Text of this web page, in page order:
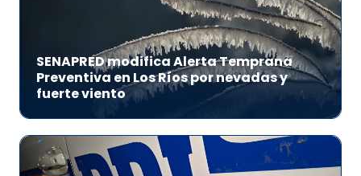
SENAPRED modifica Alerta Temprana
Preventiva en Los Ríos por nevadas y
fuerte viento